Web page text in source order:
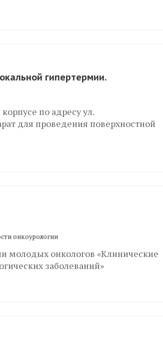
гипертермии.
по адресу ул.
для проведения поверхностной
онкоурологии
молодых онкологов «Клинические
заболеваний»